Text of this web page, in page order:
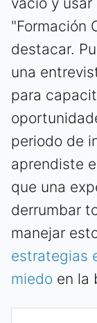
"Formación
destacar.
una
para
periodo de
aprendiste
que una
derrumbar
manejar
estrategias
miedo en la